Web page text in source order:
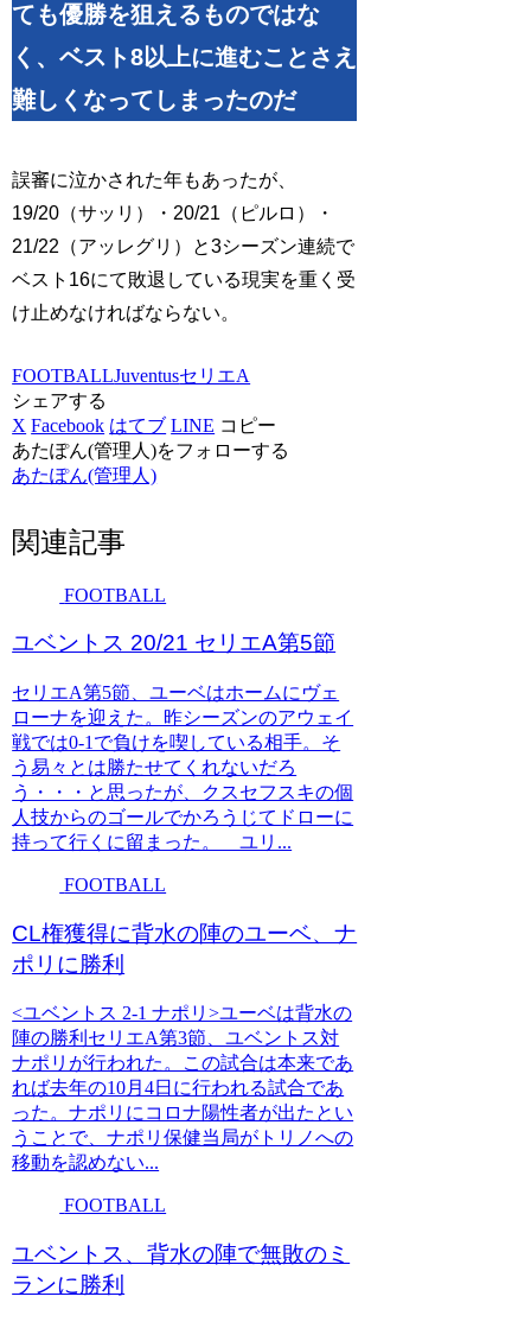
ても優勝を狙えるものではな
く、ベスト8以上に進むことさえ
難しくなってしまったのだ
誤審に泣かされた年もあったが、
19/20（サッリ）・20/21（ピルロ）・
21/22（アッレグリ）と3シーズン連続で
ベスト16にて敗退している現実を重く受
け止めなければならない。
FOOTBALLJuventusセリエA
シェアする
X Facebook はてブ LINE コピー
あたぽん(管理人)をフォローする
あたぽん(管理人)
関連記事
FOOTBALL
ユベントス 20/21 セリエA第5節
セリエA第5節、ユーベはホームにヴェ
ローナを迎えた。昨シーズンのアウェイ
戦では0-1で負けを喫している相手。そ
う易々とは勝たせてくれないだろ
う・・・と思ったが、クスセフスキの個
人技からのゴールでかろうじてドローに
持って行くに留まった。 ユリ...
FOOTBALL
CL権獲得に背水の陣のユーベ、ナ
ポリに勝利
<ユベントス 2-1 ナポリ>ユーベは背水の
陣の勝利セリエA第3節、ユベントス対
ナポリが行われた。この試合は本来であ
れば去年の10月4日に行われる試合であ
った。ナポリにコロナ陽性者が出たとい
うことで、ナポリ保健当局がトリノへの
移動を認めない...
FOOTBALL
ユベントス、背水の陣で無敗のミ
ランに勝利